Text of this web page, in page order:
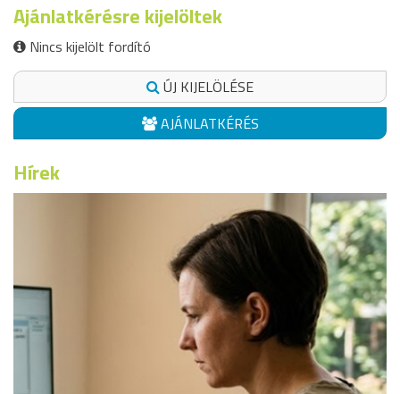
Ajánlatkérésre kijelöltek
Nincs kijelölt fordító
ÚJ KIJELÖLÉSE
AJÁNLATKÉRÉS
Hírek